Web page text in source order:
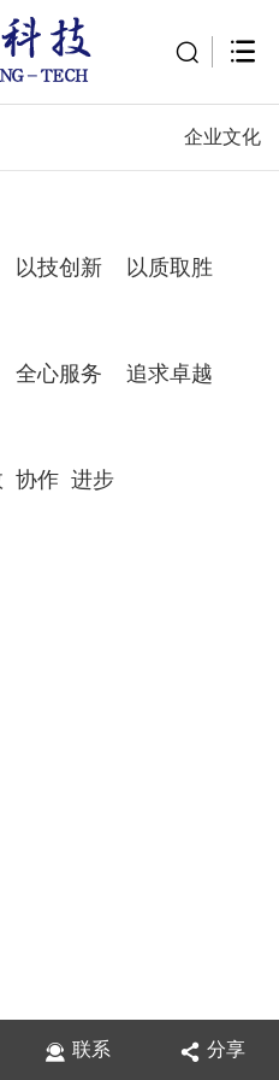
企业文化
技创新 以质取胜
心服务 追求卓越
作 进步
联系 分享